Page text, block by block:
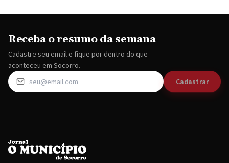
Receba o resumo da semana
Cadastre seu email e fique por dentro do que
aconteceu em Socorro.
Cadastrar